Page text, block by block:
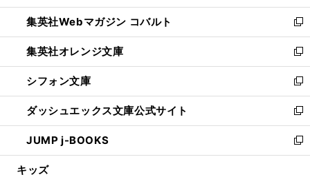
開
く
ウ
で
開
く
ン
ド
ウ
で
開
く
ウ
ィ
ン
ド
ウ
で
開
く
集英社Webマガジン コバルト
新
し
い
ウ
ィ
ン
ド
ウ
で
開
集英社オレンジ文庫
新
し
い
ウ
ィ
ン
ド
ウ
シフォン文庫
新
し
い
ウ
ィ
ン
ダッシュエックス文庫公式サイト
新
し
い
ウ
JUMP j-BOOKS
新
し
キッズ